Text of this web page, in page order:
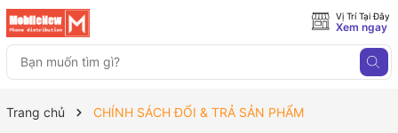
Vị Trí Tại Đây
Xem ngay
Trang chủ CHÍNH SÁCH ĐỔI & TRẢ SẢN PHẨM